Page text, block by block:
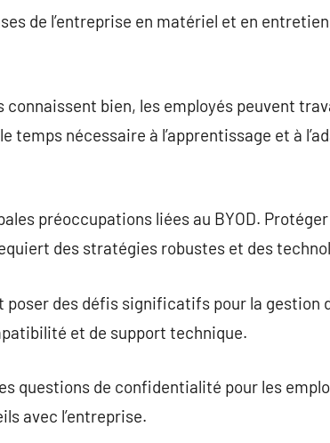
de l’entreprise en matériel et en
connaissent bien, les employés peuvent
nécessaire à l’apprentissage et à
préoccupations liées au BYOD.
des stratégies robustes et des
des défis significatifs pour la gestion
et de support technique.
questions de confidentialité pour les
avec l’entreprise.